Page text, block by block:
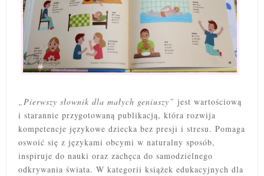
„Pierwszy słownik dla małych geniuszy” jest wartościową
i starannie przygotowaną publikacją, która rozwija
kompetencje językowe dziecka bez presji i stresu. Pomaga
oswoić się z językami obcymi w naturalny sposób,
inspiruje do nauki oraz zachęca do samodzielnego
odkrywania świata. W kategorii książek edukacyjnych dla